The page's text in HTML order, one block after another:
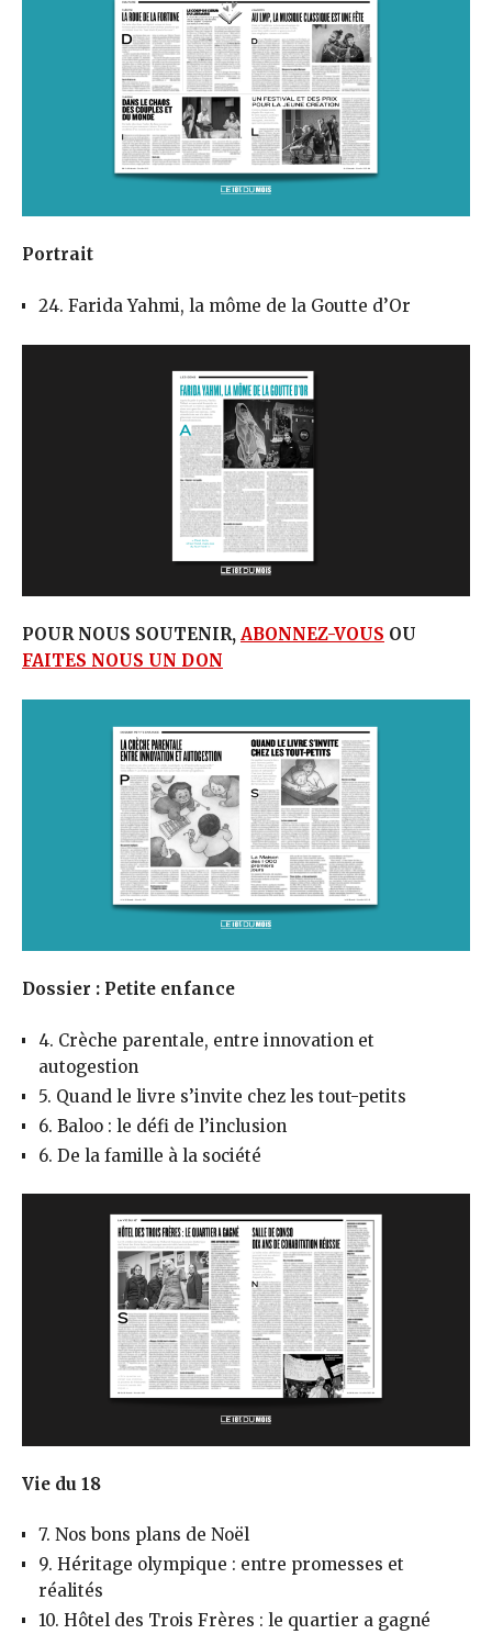
Portrait
24. Farida Yahmi, la môme de la Goutte d’Or
POUR NOUS SOUTENIR, ABONNEZ-VOUS OU
FAITES NOUS UN DON
Dossier : Petite enfance
4. Crèche parentale, entre innovation et
autogestion
5. Quand le livre s’invite chez les tout-petits
6. Baloo : le défi de l’inclusion
6. De la famille à la société
Vie du 18
7. Nos bons plans de Noël
9. Héritage olympique : entre promesses et
réalités
10. Hôtel des Trois Frères : le quartier a gagné